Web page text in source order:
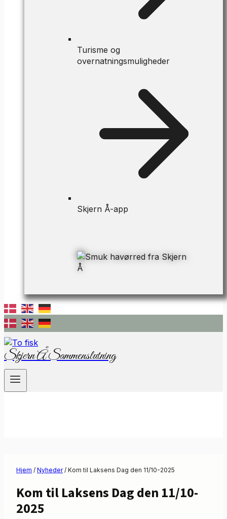
Turisme og
overnatningsmuligheder
Skjern Å-app
Skjern Å Sammenslutning
Hjem / Nyheder / Kom til Laksens Dag den 11/10-2025
Kom til Laksens Dag den 11/10-
2025